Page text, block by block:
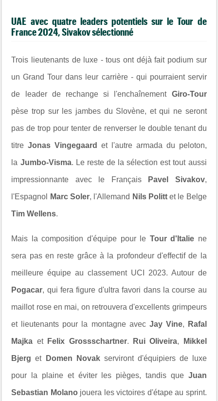
UAE avec quatre leaders potentiels sur le Tour de
France 2024, Sivakov sélectionné
Trois lieutenants de luxe - tous ont déjà fait podium sur
un Grand Tour dans leur carrière - qui pourraient servir
de leader de rechange si l'enchaînement Giro-Tour
pèse trop sur les jambes du Slovène, et qui ne seront
pas de trop pour tenter de renverser le double tenant du
titreJonas Vingegaard et l'autre armada du peloton,
la Jumbo-Visma. Le reste de la sélection est tout aussi
impressionnante avec le Français Pavel Sivakov,
l'Espagnol Marc Soler, l'Allemand Nils Polittet le Belge
Tim Wellens.
Mais la composition d'équipe pour le Tour d'Italie ne
sera pas en reste grâce à la profondeur d'effectif de la
meilleure équipe au classement UCI 2023. Autour de
Pogacar, qui fera figure d'ultra favori dans la course au
maillot rose en mai, on retrouvera d'excellents grimpeurs
et lieutenants pour la montagne avec Jay Vine, Rafal
Majka et Felix Grossschartner. Rui Oliveira, Mikkel
Bjerg et Domen Novakserviront d'équipiers de luxe
pour la plaine et éviter les pièges, tandis que Juan
Sebastian Molano jouera les victoires d'étape au sprint.